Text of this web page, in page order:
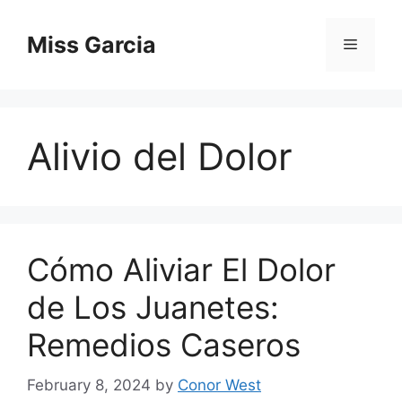
contentMiss Garcia Menu
Alivio del Dolor
Cómo Aliviar El Dolor
de Los Juanetes:
Remedios Caseros
February 8, 2024 by Conor West